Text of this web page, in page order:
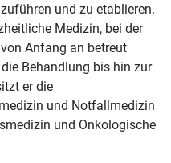
und zu etablieren.
Medizin, bei der
Anfang an betreut
Behandlung bis hin zur
er die
und Notfallmedizin
und Onkologische